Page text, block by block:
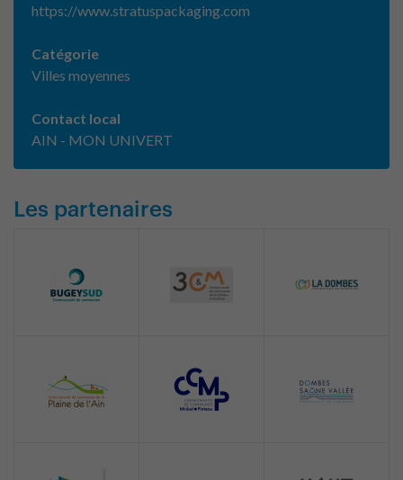
https://www.stratuspackaging.com
Catégorie
Villes moyennes
Contact local
AIN - MON UNIVERT
Les partenaires